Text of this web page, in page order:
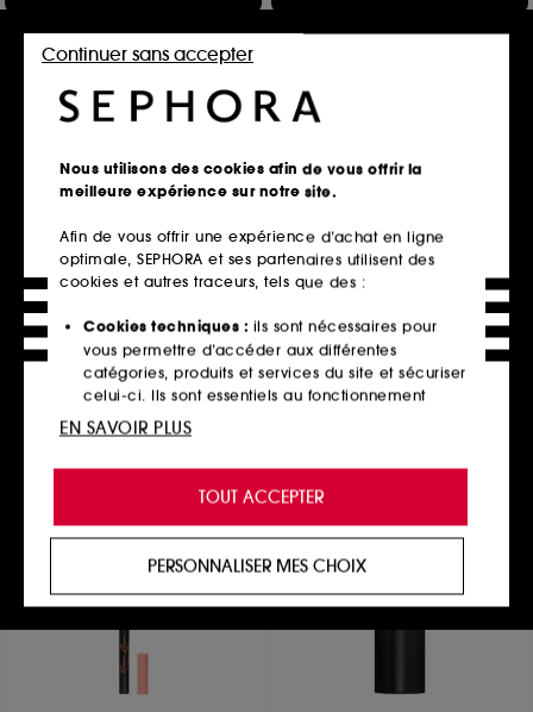
NARS
Smudge Proof Eyeshadow
Base
Base fard à paupières
2693
37,00€
ARMANI
Luminous Silk
266
48,00€
12 teintes disponibles
Nous utilisons des cookies afin de vous offrir la
meilleure expérience sur notre site.
Afin de vous offrir une expérience d’achat en ligne
optimale, SEPHORA et ses partenaires utilisent des
cookies et autres traceurs, tels que des :
Cookies techniques : ils sont nécessaires pour
vous permettre d’accéder aux différentes
catégories, produits et services du site et sécuriser
celui-ci. Ils sont essentiels au fonctionnement
technique du site et ne peuvent être désactivés.
de vous offrir une expérience enrichie et
personnalisée en vous recommandant des
produits, des services et des contenus qui
proposer des offres promotionnelles adaptées à
votre profil.
Cookies réseaux sociaux et publicité :
utilisés pour vous présenter du contenu susceptible
de vous plaire via des publicités, y compris sur des
TOUT ACCEPTER
Continuer sans accepter
PERSONNALISER MES CHOIX
EN SAVOIR PLUS